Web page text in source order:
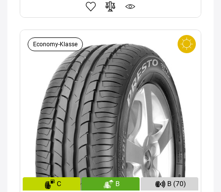
Economy-Klasse
C B B (70)